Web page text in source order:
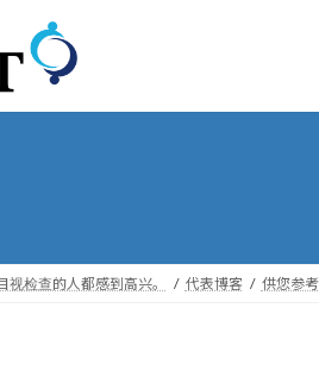
视检查的人都感到高兴。 代表博客 供您参考